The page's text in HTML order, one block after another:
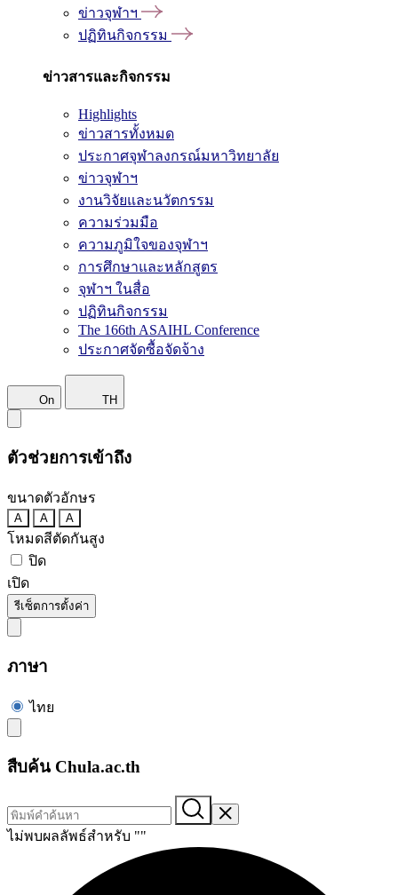
ข่าวจุฬาฯ
ปฏิทินกิจกรรม
ข่าวสารและกิจกรรม
Highlights
ข่าวสารทั้งหมด
ประกาศจุฬาลงกรณ์มหาวิทยาลัย
ข่าวจุฬาฯ
งานวิจัยและนวัตกรรม
ความร่วมมือ
ความภูมิใจของจุฬาฯ
การศึกษาและหลักสูตร
จุฬาฯ ในสื่อ
ปฏิทินกิจกรรม
The 166th ASAIHL Conference
ประกาศจัดซื้อจัดจ้าง
On TH
ตัวช่วยการเข้าถึง
ขนาดตัวอักษร
A A A
โหมดสีตัดกันสูง
ปิด
เปิด
รีเซ็ตการตั้งค่า
ภาษา
ไทย
สืบค้น Chula.ac.th
ไม่พบผลลัพธ์สำหรับ ""